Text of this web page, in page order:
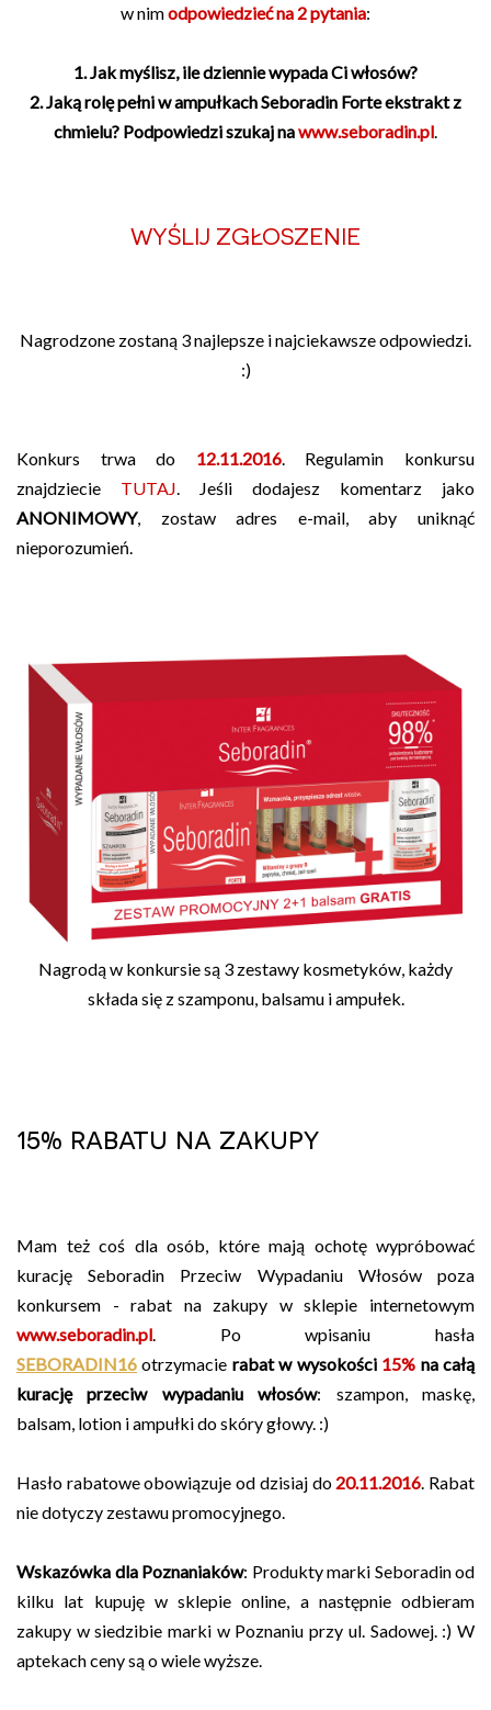
w nimodpowiedzieć na 2 pytania:
1. Jak myślisz, ile dziennie wypada Ci włosów?
2. Jaką rolę pełni w ampułkach Seboradin Forte ekstrakt z
chmielu? Podpowiedzi szukaj nawww.seboradin.pl.
WYŚLIJ ZGŁOSZENIE
Nagrodzone zostaną 3 najlepsze i najciekawsze odpowiedzi.
:)
Konkurs trwa do 12.11.2016. Regulamin konkursu
znajdziecie TUTAJ. Jeśli dodajesz komentarz jako
ANONIMOWY, zostaw adres e-mail, aby uniknąć
nieporozumień.
Nagrodą w konkursie są 3 zestawy kosmetyków, każdy
składa się z szamponu, balsamu i ampułek.
15% rabatu na zakupy
Mam też coś dla osób, które mają ochotę wypróbować
kurację Seboradin Przeciw Wypadaniu Włosów poza
konkursem - rabat na zakupy w sklepie internetowym
www.seboradin.pl. Po wpisaniu hasła
SEBORADIN16 otrzymacie rabat w wysokości 15% na całą
kurację przeciw wypadaniu włosów: szampon, maskę,
balsam, lotion i ampułki do skóry głowy. :)
Hasło rabatowe obowiązuje od dzisiaj do 20.11.2016. Rabat
nie dotyczy zestawu promocyjnego.
Wskazówka dla Poznaniaków: Produkty marki Seboradin od
kilku lat kupuję w sklepie online, a następnie odbieram
zakupy w siedzibie marki w Poznaniu przy ul. Sadowej. :) W
aptekach ceny są o wiele wyższe.